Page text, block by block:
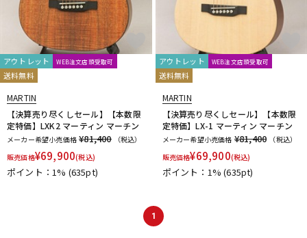
アウトレット WEB注文店頭受取可
送料無料
MARTIN
【決算売り尽くしセール】【本数限
定特価】LXK2 マーティン マーチン
メーカー希望小売価格 ¥81,400
（税込）
販売価格¥69,900(税込)
ポイント：1% (635pt)
アウトレット WEB注文店頭受取可
送料無料
MARTIN
【決算売り尽くしセール】【本数限
定特価】LX-1 マーティン マーチン
メーカー希望小売価格 ¥81,400
（税込）
販売価格¥69,900(税込)
ポイント：1%(635pt)
1